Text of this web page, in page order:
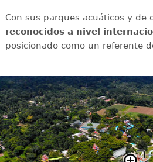
Con sus parques acuáticos y de
reconocidos a nivel
posicionado como un referente